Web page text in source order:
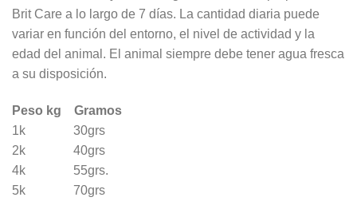
Brit Care a lo largo de 7 días. La cantidad diaria puede
variar en función del entorno, el nivel de actividad y la
edad del animal. El animal siempre debe tener agua fresca
a su disposición.
Peso kg
Gramos
1k 30grs
2k 40grs
4k 55grs.
5k 70grs